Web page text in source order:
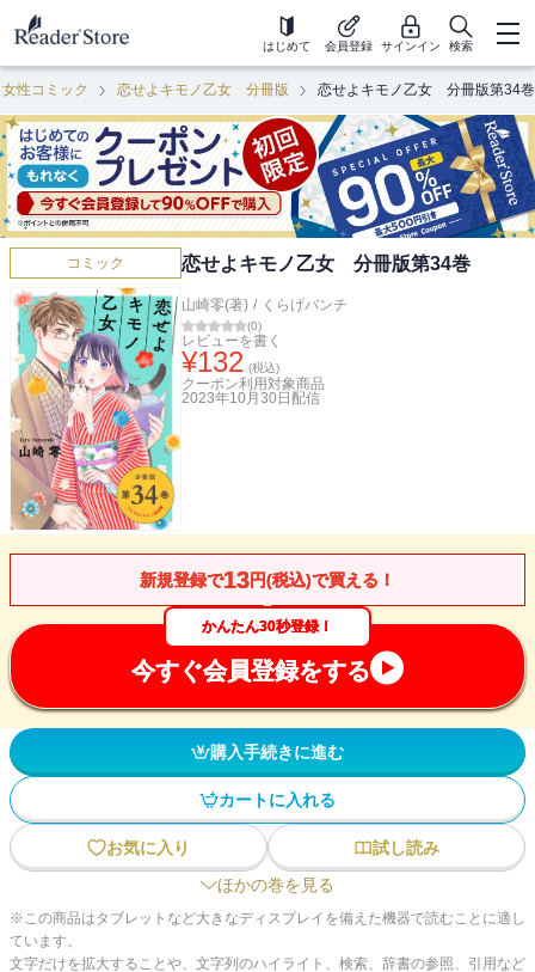
はじめて 会員登録 サインイン 検索
女性コミック 恋せよキモノ乙女 分冊版 恋せよキモノ乙女 分冊版第34巻
コミック 恋せよキモノ乙女 分冊版第34巻
山崎零(著) / くらげバンチ
(0)
レビューを書く
¥132 (税込)
クーポン利用対象商品
2023年10月30日 配信
新規登録で13円(税込)で買える！
かんたん30秒登録！
今すぐ会員登録をする
購入手続きに進む
カートに入れる
お気に入り
試し読み
ほかの巻を見る
※この商品はタブレットなど大きなディスプレイを備えた機器で読むことに適し
ています。
文字だけを拡大することや、文字列のハイライト、検索、辞書の参照、引用など